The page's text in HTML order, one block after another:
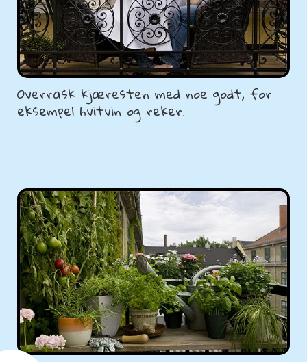
Overrask kjæresten med noe godt, for
eksempel hvitvin og reker.